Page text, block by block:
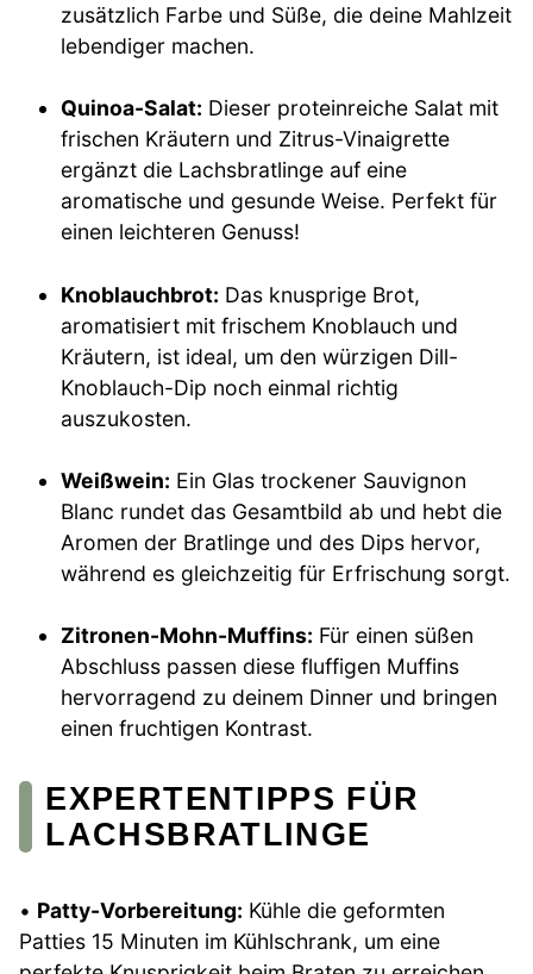
zusätzlich Farbe und Süße, die deine Mahlzeit
lebendiger machen.
Quinoa-Salat: Dieser proteinreiche Salat mit
frischen Kräutern und Zitrus-Vinaigrette
ergänzt die Lachsbratlinge auf eine
aromatische und gesunde Weise. Perfekt für
einen leichteren Genuss!
Knoblauchbrot: Das knusprige Brot,
aromatisiert mit frischem Knoblauch und
Kräutern, ist ideal, um den würzigen Dill-
Knoblauch-Dip noch einmal richtig
auszukosten.
Weißwein: Ein Glas trockener Sauvignon
Blanc rundet das Gesamtbild ab und hebt die
Aromen der Bratlinge und des Dips hervor,
während es gleichzeitig für Erfrischung sorgt.
Zitronen-Mohn-Muffins: Für einen süßen
Abschluss passen diese fluffigen Muffins
hervorragend zu deinem Dinner und bringen
einen fruchtigen Kontrast.
EXPERTENTIPPS FÜR
LACHSBRATLINGE
• Patty-Vorbereitung: Kühle die geformten
Patties 15 Minuten im Kühlschrank, um eine